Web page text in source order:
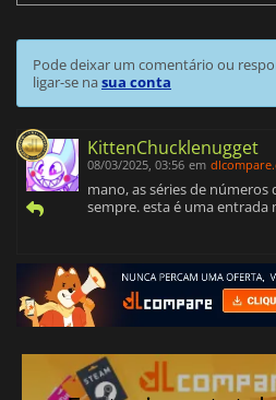
Pode deixar um comentário ou
ligar-se nasua conta
KittenChucklenugget
08/03/2025, 03:56 em
mano, as séries de
sempre. esta é uma entrada